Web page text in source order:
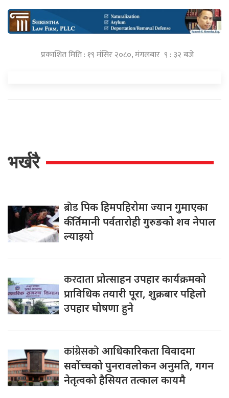
प्रकाशित मिति : १९ मंसिर २०८०, मंगलबार ९ : ३२ बजे
भर्खरै
ब्रोडपिक हिमपहिरोमा ज्यान गुमाएका
कीर्तिमानी पर्वतारोही गुरुङको शव नेपाल
ल्याइयो
करदाताप्रोत्साहन उपहार कार्यक्रमको
प्राविधिक तयारी पूरा, शुक्रबार पहिलो
उपहार घोषणा हुने
कांग्रेसकोआधिकारिकता विवादमा
सर्वोच्चको पुनरावलोकन अनुमति, गगन
नेतृत्वको हैसियत तत्काल कायमै